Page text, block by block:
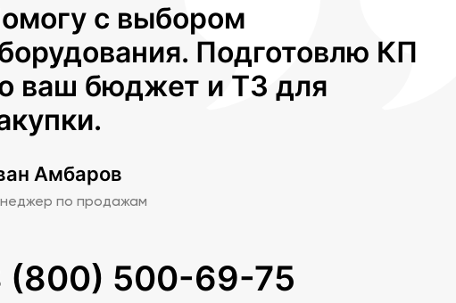
с выбором
Подготовлю КП
ваш бюджет и ТЗ для
Амбаров
по продажам
(800) 500-69-75